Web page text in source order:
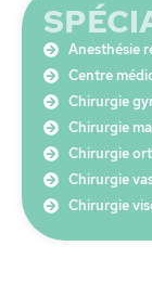
Anesthésie
Centre
Chirurgie
Chirurgie
Chirurgie
Chirurgie
Chirurgie